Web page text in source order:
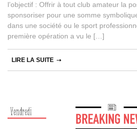
l’objectif : Offrir à tout club amateur la
sponsoriser pour une somme
dans une société ou le sport
première opération a vu le […]
LIRE LA SUITE